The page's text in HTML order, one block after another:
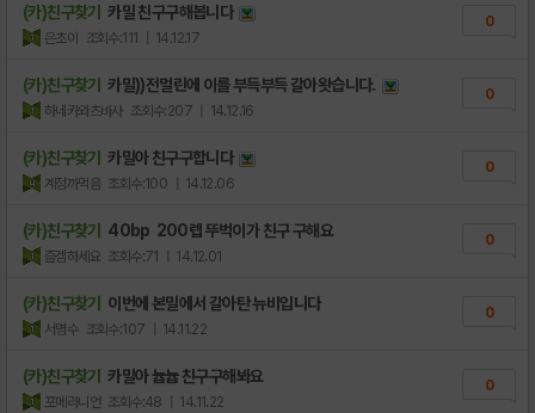
(카)친구찾기 카밀 친구구해봅니다
은초이 조회수:111 | 14.12.17
0
(카)친구찾기 카밀))전멀린에 이를 부득부득 갈아왓습니다.
하네카와츠바사 조회수:207 | 14.12.16
0
(카)친구찾기 카밀아 친구구합니다
계정까먹음 조회수:100 | 14.12.06
0
(카)친구찾기 40bp 200렙 뚜벅이가 친구 구해요
즐겜하세요 조회수:71 | 14.12.01
0
(카)친구찾기 이번에 본밀에서 갈아탄 뉴비입니다
서명수 조회수:107 | 14.11.22
0
(카)친구찾기 카밀아 늅늅 친구구해봐요
포메라니언 조회수:48 | 14.11.22
0